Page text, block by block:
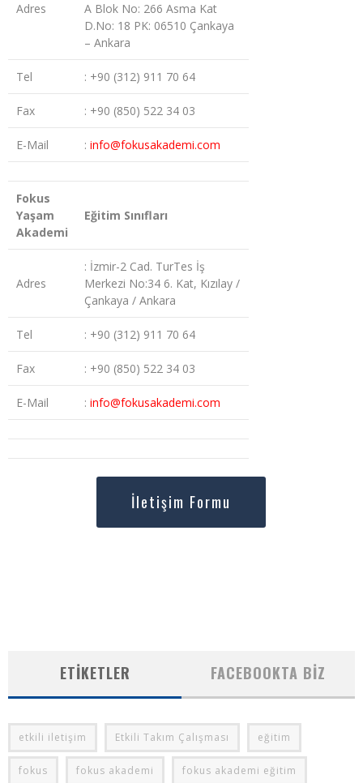
Adres
A Blok No: 266 Asma Kat
D.No: 18 PK: 06510 Çankaya
– Ankara
Tel : +90 (312) 911 70 64
Fax : +90 (850) 522 34 03
E-Mail : info@fokusakademi.com
Fokus
Yaşam
Akademi
Eğitim Sınıfları
Adres
: İzmir-2 Cad. TurTes İş
Merkezi No:34 6. Kat, Kızılay /
Çankaya / Ankara
Tel : +90 (312) 911 70 64
Fax : +90 (850) 522 34 03
E-Mail : info@fokusakademi.com
İletişim Formu
ETIKETLER FACEBOOKTA BIZ
etkili iletişim Etkili Takım Çalışması eğitim
fokus fokus akademi fokus akademi eğitim